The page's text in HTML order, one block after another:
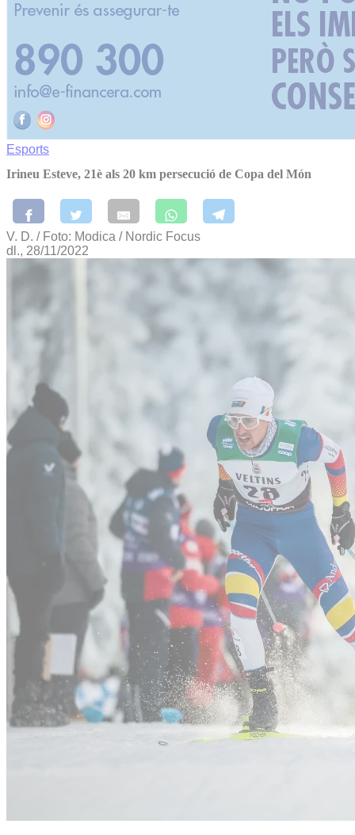
Esports
Irineu Esteve, 21è als 20 km persecució de Copa del Món
V. D. / Foto: Modica / Nordic Focus
dl., 28/11/2022